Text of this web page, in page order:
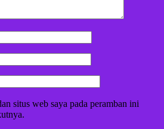
situs web saya pada peramban ini